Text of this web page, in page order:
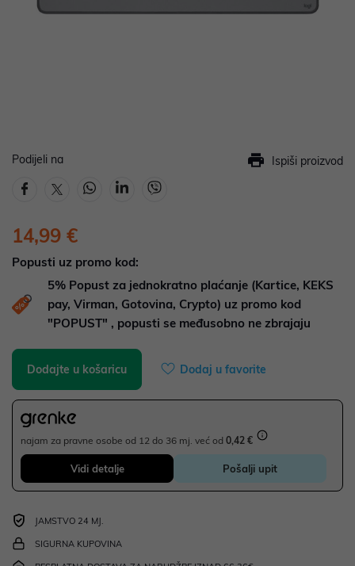
Podijeli na Ispiši proizvod
14,99 €
Popusti uz promo kod:
5% Popust za jednokratno plaćanje (Kartice, KEKS
pay, Virman, Gotovina, Crypto) uz promo kod
"POPUST" , popusti se međusobno ne zbrajaju
Dodajte u košaricu Dodaj u favorite
najam za pravne osobe od 12 do 36 mj. već od 0,42 €
Vidi detalje Pošalji upit
JAMSTVO 24 MJ.
SIGURNA KUPOVINA